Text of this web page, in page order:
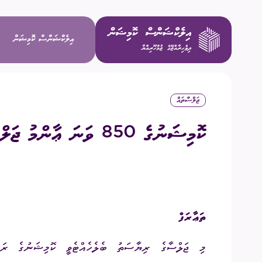
އިލެކްޝަންސް ކޮމިޝަން
ކޮމިޓީތައް
ޖަލްސާތައް
ކޮމިޝަނުގެ 850 ވަނަ ޢާންމު ޖަލްސާ
ތަޢާރަފް
މި
ޖަލްސާގެ ރިޔާސަތު ބެލެހެއްޓެވީ ކޮމިޝަނުގެ